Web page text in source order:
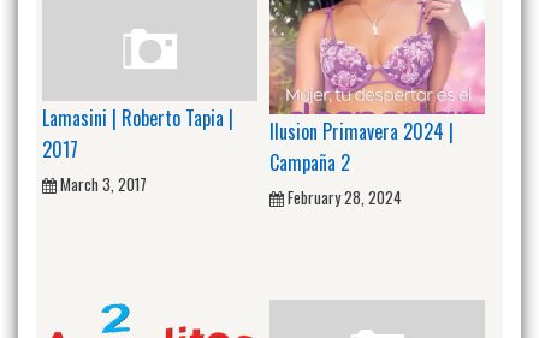
Lamasini | Roberto Tapia |
2017
March 3, 2017
Ilusion Primavera 2024 |
Campaña 2
February 28, 2024